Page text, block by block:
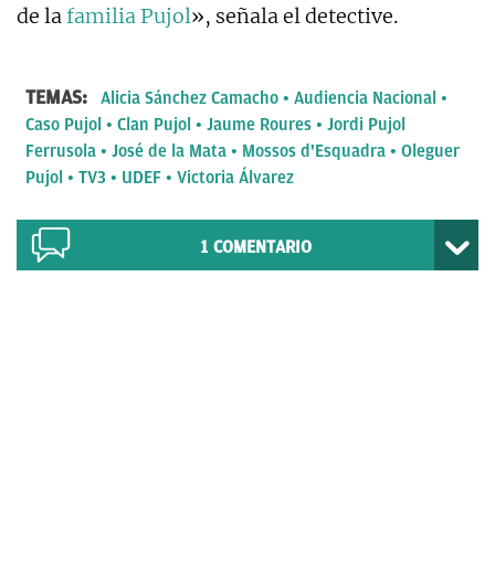
de lafamilia Pujol», señala el detective.
TEMAS: Alicia Sánchez Camacho
Audiencia Nacional
Caso Pujol
Clan Pujol Jaume Roures
Jordi Pujol
Ferrusola
José de la Mata Mossos d'Esquadra
Oleguer
Pujol
TV3 UDEF Victoria Álvarez
1 COMENTARIO